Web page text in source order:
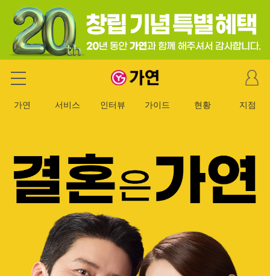
가연 결혼정보회사
마
이
이
가연 서비스 인터뷰 가이드 현황 지점